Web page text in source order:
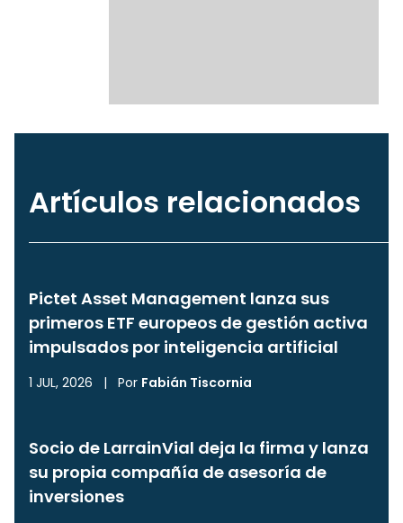
Artículos relacionados
Pictet Asset Management lanza sus
primeros ETF europeos de gestión activa
impulsados por inteligencia artificial
1 JUL, 2026 | Por Fabián Tiscornia
Socio de LarrainVial deja la firma y lanza
su propia compañía de asesoría de
inversiones